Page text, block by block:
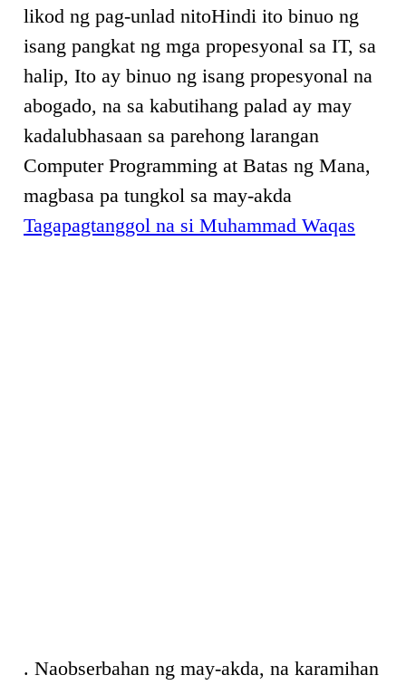
likod ng pag-unlad nitoHindi ito binuo ng
isang pangkat ng mga propesyonal sa IT, sa
halip, Ito ay binuo ng isang propesyonal na
abogado, na sa kabutihang palad ay may
kadalubhasaan sa parehong larangan
Computer Programming at Batas ng Mana,
magbasa pa tungkol sa may-akda
Tagapagtanggol na si Muhammad Waqas
. Naobserbahan ng may-akda, na karamihan